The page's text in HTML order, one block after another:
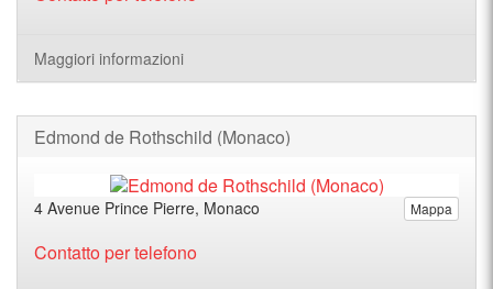
Maggiori informazioni
Edmond de Rothschild (Monaco)
Mappa
4 Avenue Prince Pierre, Monaco
Contatto per telefono